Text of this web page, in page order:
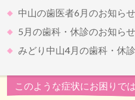
中山の歯医者6月のお知らせ
5月の歯科・休診のお知らせ
みどり中山4月の歯科・休
このような症状にお困りで